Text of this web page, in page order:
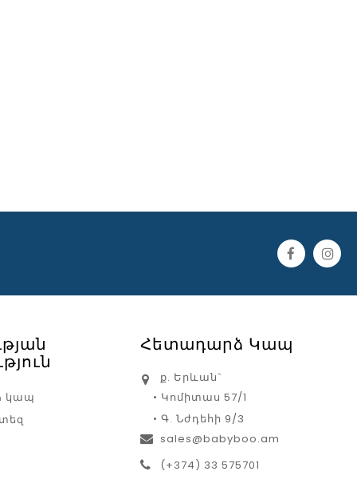
կապ
Հետադարձ Կապ
ք. Երևան`
• Կոմիտաս 57/1
• Գ. Նժդեհի 9/3
sales@babyboo.am
(+374) 33 575701